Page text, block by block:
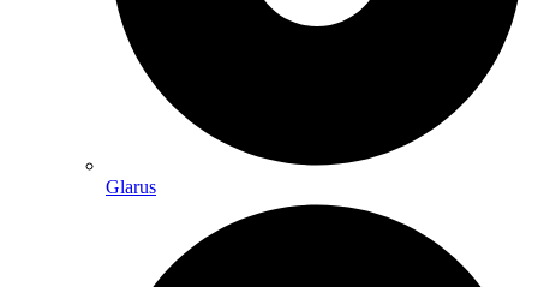
Glarus